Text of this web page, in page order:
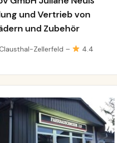
und Vertrieb von
und Zubehör
Zellerfeld – 4.4